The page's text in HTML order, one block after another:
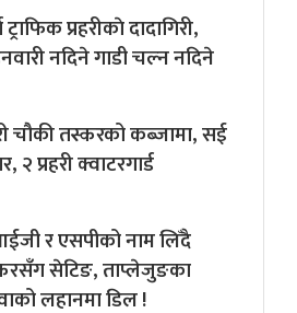
ट्राफिक प्रहरीकाे दादागिरी,
नदिने गाडी चल्न नदिने
चौकी तस्करको कब्जामा, सई
२ प्रहरी क्वाटरगार्ड
र एसपीको नाम लिँदै
सेटिङ, ताप्लेजुङका
लहानमा डिल !